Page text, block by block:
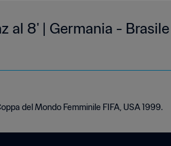
al 8' | Germania -
del Mondo Femminile FIFA, USA 1999.